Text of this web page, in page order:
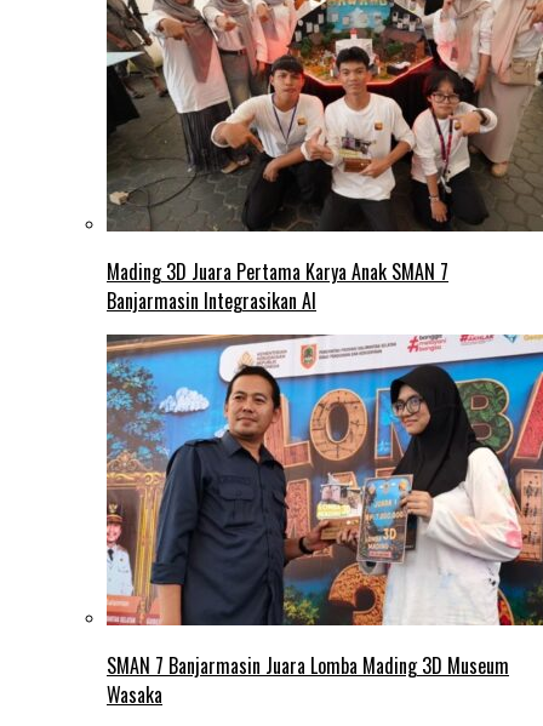
Mading 3D Juara Pertama Karya Anak SMAN 7
Banjarmasin Integrasikan AI
SMAN 7 Banjarmasin Juara Lomba Mading 3D Museum
Wasaka